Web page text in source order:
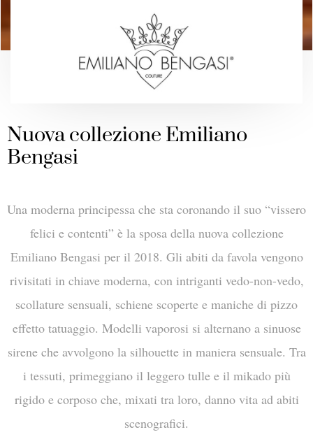
Nuova collezione Emiliano
Bengasi
Una moderna principessa che sta coronando il suo “vissero
felici e contenti” è la sposa della nuova collezione
Emiliano Bengasi per il 2018. Gli abiti da favola vengono
rivisitati in chiave moderna, con intriganti vedo-non-vedo,
scollature sensuali, schiene scoperte e maniche di pizzo
effetto tatuaggio. Modelli vaporosi si alternano a sinuose
sirene che avvolgono la silhouette in maniera sensuale. Tra
i tessuti, primeggiano il leggero tulle e il mikado più
rigido e corposo che, mixati tra loro, danno vita ad abiti
scenografici.